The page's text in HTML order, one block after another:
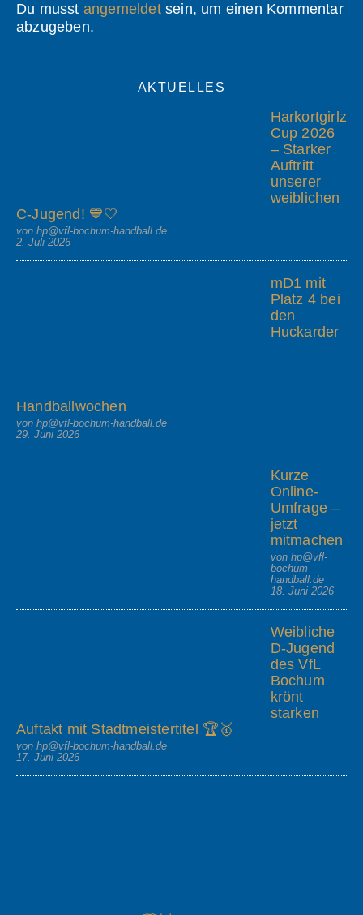
Du musst angemeldetsein, um einen Kommentar
abzugeben.
AKTUELLES
Harkortgirlz
Cup 2026
– Starker
Auftritt
unserer
weiblichen
C-Jugend! 💙🤍
von hp@vfl-bochum-handball.de
2. Juli 2026
mD1 mit
Platz 4 bei
den
Huckarder
Handballwochen
von hp@vfl-bochum-handball.de
29. Juni 2026
Kurze
Online-
Umfrage –
jetzt
mitmachen
von hp@vfl-
bochum-
handball.de
18. Juni 2026
Weibliche
D-Jugend
des VfL
Bochum
krönt
starken
Auftakt mit Stadtmeistertitel 🏆🥇
von hp@vfl-bochum-handball.de
17. Juni 2026